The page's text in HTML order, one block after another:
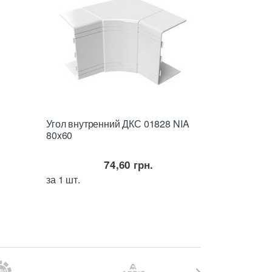
Угол внутренний ДКС 01828 NIA
80x60
74,60 грн.
за 1 шт.